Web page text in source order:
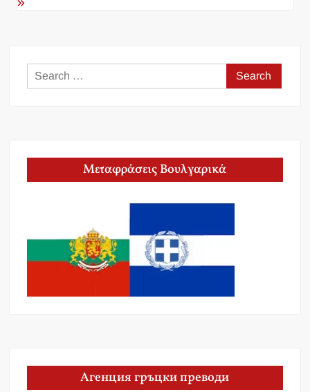
Search
for:
Μεταφράσεις Βουλγαρικά
Агенция гръцки преводи